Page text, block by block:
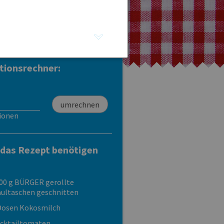
Maultaschen
Maultaschen
geschnitten
Rezept benötigen
g BÜRGER gerollte
geschnitten
Kokosmilch